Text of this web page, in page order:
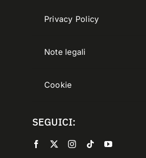
Privacy Policy
Note legali
Cookie
SEGUICI: